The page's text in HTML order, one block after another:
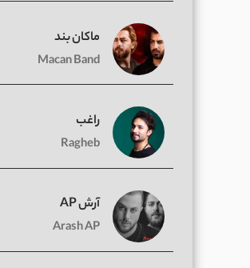
ماکان بند
Macan Band
راغب
Ragheb
آرش AP
Arash AP